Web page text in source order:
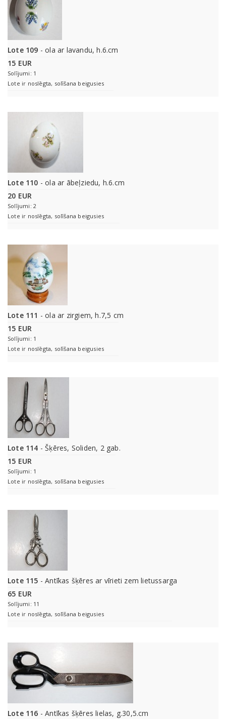
Lote 109 - ola ar lavandu, h.6.cm
15 EUR
Solījumi: 1
Lote ir noslēgta, solīšana beigusies
Lote 110 - ola ar ābeļziedu, h.6.cm
20 EUR
Solījumi: 2
Lote ir noslēgta, solīšana beigusies
Lote 111 - ola ar zirgiem, h.7,5 cm
15 EUR
Solījumi: 1
Lote ir noslēgta, solīšana beigusies
Lote 114 - Šķēres, Soliden, 2 gab.
15 EUR
Solījumi: 1
Lote ir noslēgta, solīšana beigusies
Lote 115 - Antīkas šķēres ar vīrieti zem lietussarga
65 EUR
Solījumi: 11
Lote ir noslēgta, solīšana beigusies
Lote 116 - Antīkas šķēres lielas, g.30,5.cm